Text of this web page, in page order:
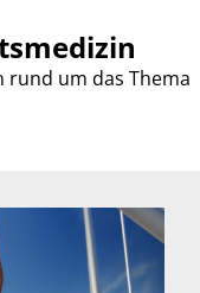
rund um das Thema